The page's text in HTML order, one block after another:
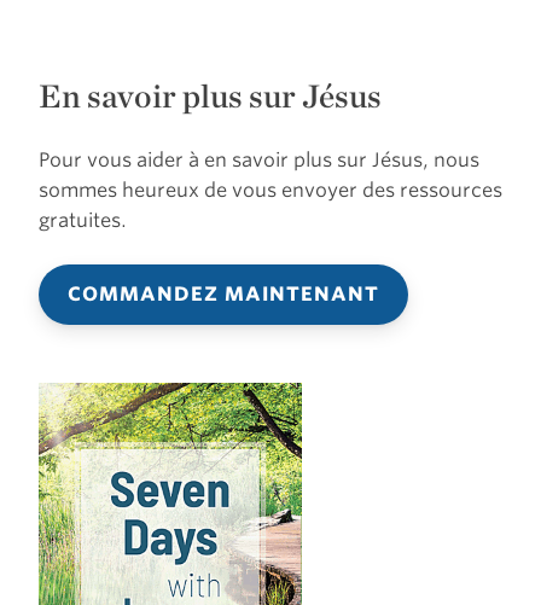
En savoir plus sur Jésus
Pour vous aider à en savoir plus sur Jésus, nous
sommes heureux de vous envoyer des ressources
gratuites.
COMMANDEZ MAINTENANT